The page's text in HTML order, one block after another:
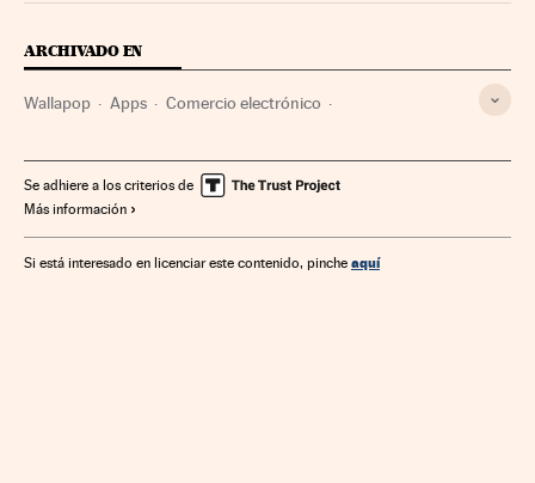
ARCHIVADO EN
Wallapop Apps Comercio electrónico
Internet Software Empresas Telefonía móvil
Comunicaciones Industria Comercio
Se adhiere a los criterios de
Más información
Si está interesado en licenciar este contenido, pinche aquí